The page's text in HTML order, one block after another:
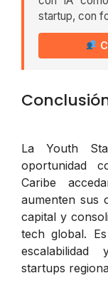
startup, con
La Youth
oportunidad
Caribe
aumenten sus
capital y
tech global.
escalabilidad
startups